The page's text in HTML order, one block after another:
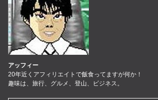
アッフィー
20年近くアフィリエイトで飯食ってますが何か！
趣味は、旅行、グルメ、登山、ビジネス。